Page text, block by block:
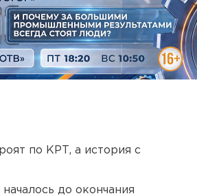
по КРТ, а история с
до окончания